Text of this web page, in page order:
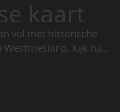
kaart
vol met historische
Kijk naar